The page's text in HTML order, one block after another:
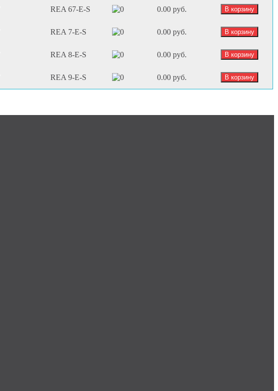
REA 67-E-S 0.00 руб.
REA 7-E-S 0.00 руб.
REA 8-E-S 0.00 руб.
REA 9-E-S 0.00 руб.